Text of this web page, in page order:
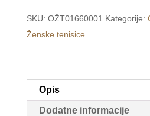
platnene
tenisice
plave
SKU: OŽT01660001 Kategorije:
Ženske tenisice
Opis
Dodatne informacije